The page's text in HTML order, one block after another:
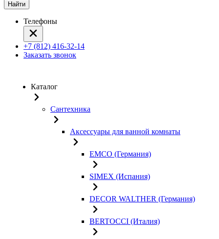
Найти
Телефоны
+7 (812) 416-32-14
Заказать звонок
Каталог
Сантехника
Аксессуары для ванной комнаты
EMCO (Германия)
SIMEX (Испания)
DECOR WALTHER (Германия)
BERTOCCI (Италия)